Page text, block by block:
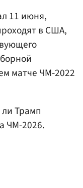
11 июня,
в США,
матче ЧМ‑2022
Трамп
ЧМ-2026.